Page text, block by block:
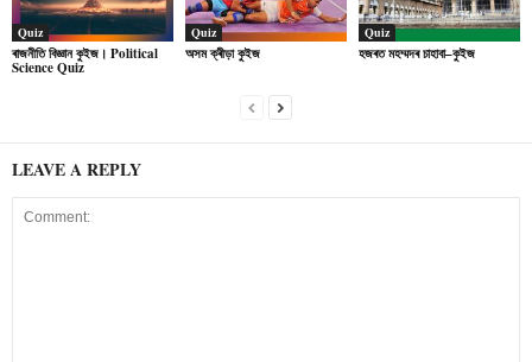
Quiz
ৰাজনীতি বিজ্ঞান কুইজ। Political
Science Quiz
Quiz
অসম ক্ৰীড়া কুইজ
Quiz
হজৰত মহম্মদৰ চাহাবা–কুইজ
LEAVE A REPLY